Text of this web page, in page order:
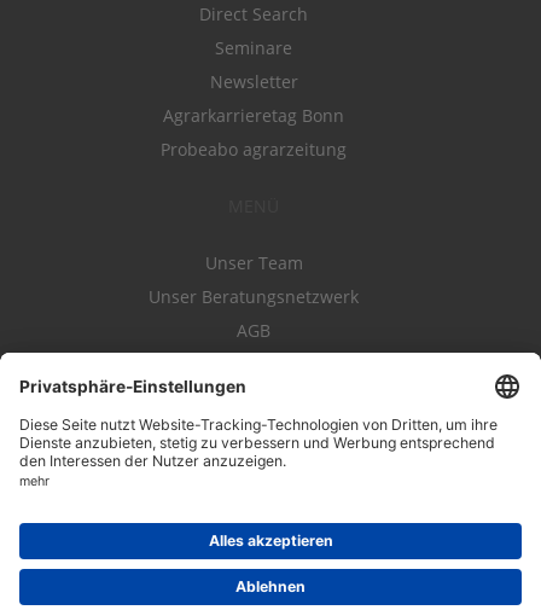
Direct Search
Seminare
Newsletter
Agrarkarrieretag Bonn
Probeabo agrarzeitung
Unser Team
Unser Beratungsnetzwerk
AGB
Datenschutz
Impressum
Kontakt